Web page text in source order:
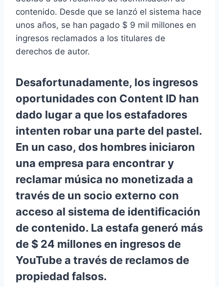
contenido. Desde que se lanzó el sistema hace
unos años, se han pagado $ 9 mil millones en
ingresos reclamados a los titulares de
derechos de autor.
Desafortunadamente, los ingresos
oportunidades con Content ID han
dado lugar a que los estafadores
intenten robar una parte del pastel.
En un caso, dos hombres iniciaron
una empresa para encontrar y
reclamar música no monetizada a
través de un socio externo con
acceso al sistema de identificación
de contenido. La estafa generó más
de $ 24 millones en ingresos de
YouTube a través de reclamos de
propiedad falsos.